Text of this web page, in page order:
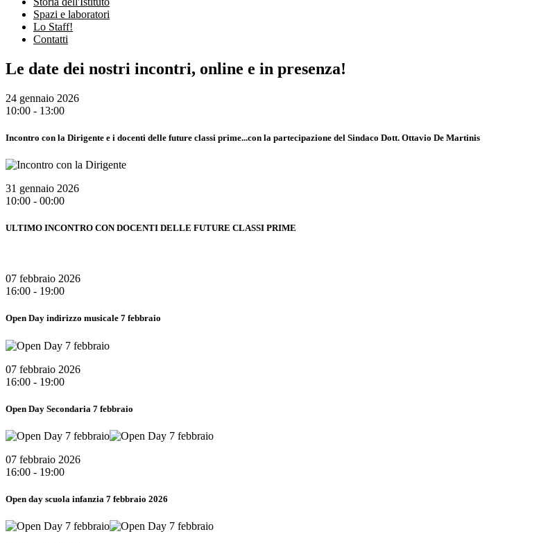
Spazi e laboratori
Lo Staff!
Contatti
Le date dei nostri incontri, online e in presenza!
24 gennaio 2026
10:00 - 13:00
Incontro con la Dirigente e i docenti delle future classi prime...con la partecipazione del Sindaco Dott. Ottavio De Martinis
31 gennaio 2026
10:00 - 00:00
ULTIMO INCONTRO CON DOCENTI DELLE FUTURE CLASSI PRIME
07 febbraio 2026
16:00 - 19:00
Open Day indirizzo musicale 7 febbraio
07 febbraio 2026
16:00 - 19:00
Open Day Secondaria 7 febbraio
07 febbraio 2026
16:00 - 19:00
Open day scuola infanzia 7 febbraio 2026